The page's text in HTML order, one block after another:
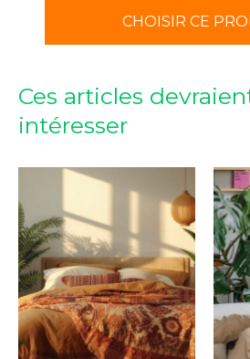
CHOISIR CE
Ces articles
intéresser